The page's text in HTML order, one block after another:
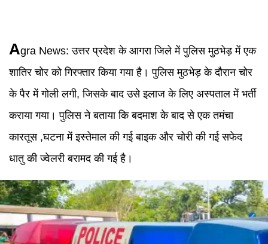
Agra News: उत्तर प्रदेश के आगरा जिले में पुलिस मुठभेड़ में एक
शातिर चोर को गिरफ्तार किया गया है। पुलिस मुठभेड़ के दौरान चोर
के पैर में गोली लगी, जिसके बाद उसे इलाज के लिए अस्पताल में भर्ती
कराया गया। पुलिस ने बताया कि बदमाश के बाद से एक तमंचा
कारतूस ,घटना में इस्तेमाल की गई बाइक और चोरी की गई सफेद
धातु की ज्वेलरी बरामद की गई है।